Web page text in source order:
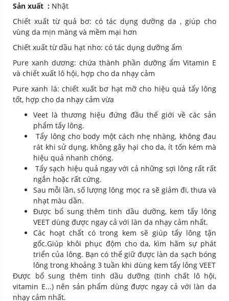
Sản xuất : Nhật
Chiết xuất từ quả bơ: có tác dụng dưỡng da , giúp cho
vùng da mịn màng và mềm mại hơn
Chiết xuất từ dầu hạt nho: có tác dụng dưỡng ẩm
Pure xanh dương: chứa thành phần dưỡng ẩm Vitamin E
và chiết xuất lô hội, hợp cho da nhạy cảm
Pure xanh lá: chiết xuất bơ hạt mỡ cho hiệu quả tẩy lông
tốt, hợp cho da nhạy cảm vừa
Veet là thương hiệu đứng đầu thế giới về các sản
phẩm tẩy lông.
Tẩy lông cho body một cách nhẹ nhàng, không đau
rát khi sử dụng, không gây hại cho da, ít tốn kém mà
hiệu quả nhanh chóng.
Tẩy sạch hiệu quả ngay với cả những sợi lông rất rất
ngắn hoặc rất cứng.
Sau mỗi lần, số lượng lông mọc ra sẽ giảm đi, thưa và
nhạt màu dần.
Được bổ sung thêm tinh dầu dưỡng, kem tẩy lông
VEET dùng được ngay cả với làn da nhạy cảm nhất.
Các hoạt chất có trong kem sẽ giúp tẩy lông tận
gốc.Giúp khôi phục độm cho da, kìm hãm sự phát
triển của lông. Bạn có thể giữ được làn da sạch bóng
lông trong khoảng 3 tuần khi dùng kem tẩy lông VEET
Được bổ sung thêm tinh dầu dưỡng (tinh chất lô hội,
vitamin E...) nên sản phẩm dùng được ngay cả với làn da
nhạy cảm nhất.